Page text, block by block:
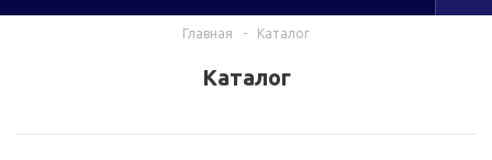
Главная - Каталог
Каталог